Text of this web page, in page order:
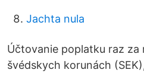
Jachta nula
Účtovanie poplatku raz za
švédskych korunách